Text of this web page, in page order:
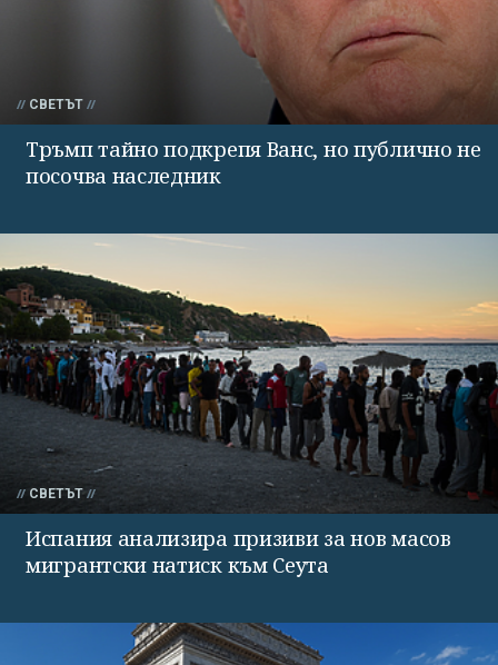
СВЕТЪТ
Тръмп тайно подкрепя Ванс, но публично не
посочва наследник
СВЕТЪТ
Испания анализира призиви за нов масов
мигрантски натиск към Сеута